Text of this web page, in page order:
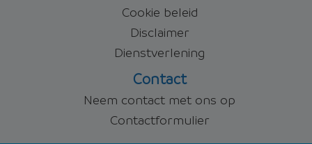
Cookie beleid
Disclaimer
Dienstverlening
Contact
Neem contact met ons op
Contactformulier